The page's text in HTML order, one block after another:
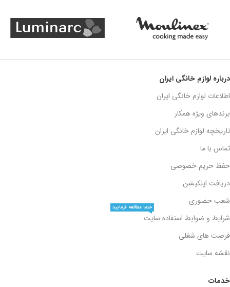
خدمات
درباره لوازم خانگی ایران
اطلاعات لوازم خانگی ایران
برندهای ویژه همکار
تاریخچه لوازم خانگی ایران
تماس با ما
حفظ حریم خصوصی
دریافت اپلکیشن
شعب حضوری
شرایط و ضوابط استفاده سایت
حتما مطالعه فرمایید
فرصت های شغلی
نقشه سایت